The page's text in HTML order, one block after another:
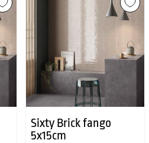
Sixty Brick fango
5x15cm